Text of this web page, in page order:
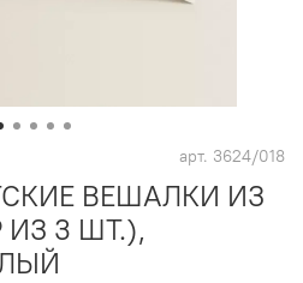
арт. 3624/018
ВЕШАЛКИ ИЗ
3 ШТ.),